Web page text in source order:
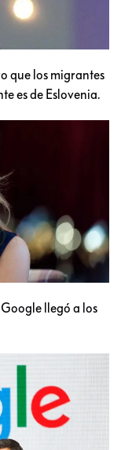
que los migrantes
es de Eslovenia.
llegó a los